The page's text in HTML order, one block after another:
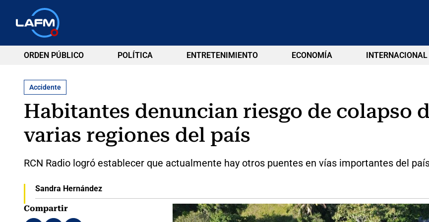
ORDEN PÚBLICO POLÍTICA ENTRETENIMIENTO ECONOMÍA INTERNACIONAL
Accidente
Habitantes denuncian riesgo de colapso
varias regiones del país
RCN Radio logró establecer que actualmente hay otros puentes en vías importantes del
Sandra Hernández
Compartir